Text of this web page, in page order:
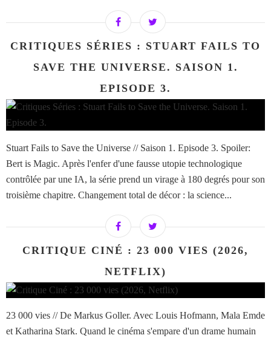
CRITIQUES SÉRIES : STUART FAILS TO
SAVE THE UNIVERSE. SAISON 1.
EPISODE 3.
Stuart Fails to Save the Universe // Saison 1. Episode 3. Spoiler:
Bert is Magic. Après l'enfer d'une fausse utopie technologique
contrôlée par une IA, la série prend un virage à 180 degrés pour son
troisième chapitre. Changement total de décor : la science...
CRITIQUE CINÉ : 23 000 VIES (2026,
NETFLIX)
23 000 vies // De Markus Goller. Avec Louis Hofmann, Mala Emde
et Katharina Stark. Quand le cinéma s'empare d'un drame humain